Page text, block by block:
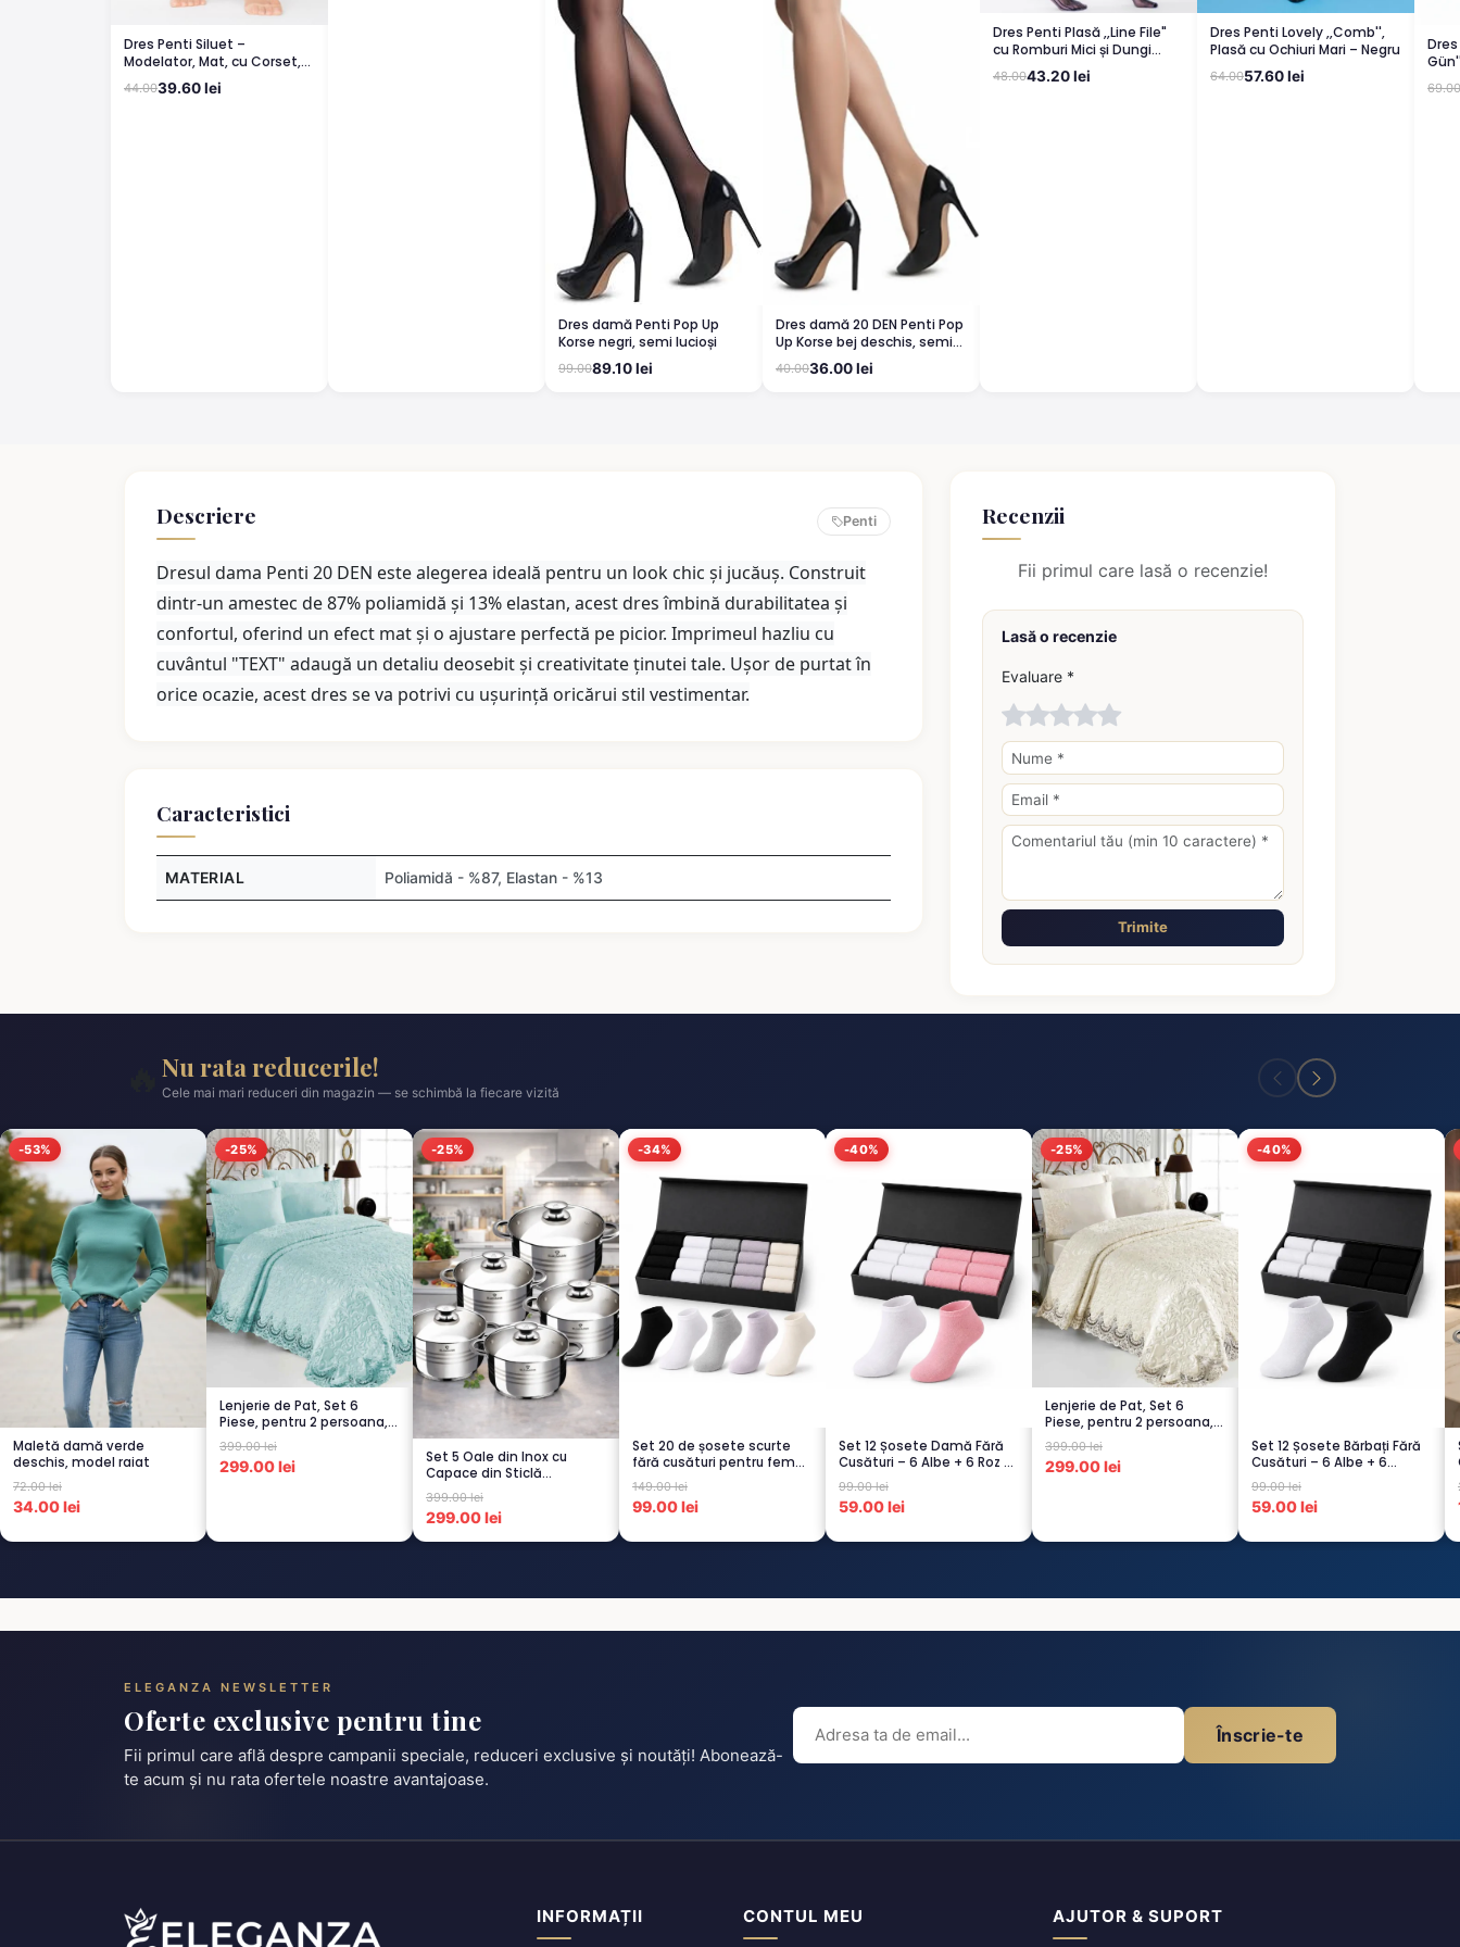
Dres Penti Siluet –
Modelator, Mat, cu Corset,
Light Nude
44.0039.60 lei
Dres damă Penti Pop Up
Korse negri, semi lucioși
99.0089.10 lei
Dres damă 20 DEN Penti Pop
Up Korse bej deschis, semi
lucioși
40.0036.00 lei
Dres Penti Plasă ,,Line File"
cu Romburi Mici și Dungi
Laterale – Negru
48.0043.20 lei
Dres Penti Lovely ,,Comb'',
Plasă cu Ochiuri Mari – Negru
64.0057.60 lei
69.00
Descriere Penti
Dresul dama Penti 20 DEN este alegerea ideală pentru un look chic și jucăuș. Construit
dintr-un amestec de 87% poliamidă și 13% elastan, acest dres îmbină durabilitatea și
confortul, oferind un efect mat și o ajustare perfectă pe picior. Imprimeul hazliu cu
cuvântul "TEXT" adaugă un detaliu deosebit și creativitate ținutei tale. Ușor de purtat în
orice ocazie, acest dres se va potrivi cu ușurință oricărui stil vestimentar.
Caracteristici
MATERIAL Poliamidă - %87, Elastan - %13
Recenzii
Fii primul care lasă o recenzie!
Lasă o recenzie
Evaluare *
Trimite
Nu rata reducerile!
Cele mai mari reduceri din magazin — se schimbă la fiecare vizită
-53%
Maletă damă verde
deschis, model raiat
72.00 lei
34.00 lei
-25%
Lenjerie de Pat, Set 6
Piese, pentru 2 persoana,
TURCOA...
399.00 lei
299.00 lei
-25%
Set 5 Oale din Inox cu
Capace din Sticlă
Termorezistent...
399.00 lei
299.00 lei
-34%
Set 20 de șosete scurte
fără cusături pentru femei
– 5...
149.00 lei
99.00 lei
-40%
Set 12 Șosete Damă Fără
Cusături – 6 Albe + 6 Roz –
Scu...
99.00 lei
59.00 lei
-25%
Lenjerie de Pat, Set 6
Piese, pentru 2 persoana,
CREM-4...
399.00 lei
299.00 lei
-40%
Set 12 Șosete Bărbați Fără
Cusături – 6 Albe + 6
Negre...
99.00 lei
59.00 lei
ELEGANZA NEWSLETTER
Oferte exclusive pentru tine
Fii primul care află despre campanii speciale, reduceri exclusive și noutăți! Abonează-
te acum și nu rata ofertele noastre avantajoase.
Înscrie-te
INFORMAȚII CONTUL MEU AJUTOR & SUPORT